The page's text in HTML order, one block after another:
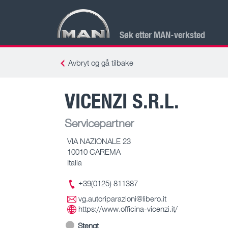
Søk etter MAN-verksted
Avbryt og gå tilbake
VICENZI S.R.L.
Servicepartner
VIA NAZIONALE 23
10010 CAREMA
Italia
+39(0125) 811387
vg.autoriparazioni@libero.it
https://www.officina-vicenzi.it/
Stengt